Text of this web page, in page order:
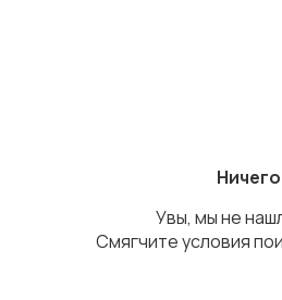
Увы, мы не
Смягчите условия